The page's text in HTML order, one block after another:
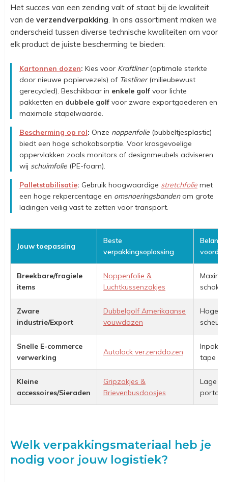
Het succes van een zending valt of staat bij de kwaliteit
van de verzendverpakking. In ons assortiment maken we
onderscheid tussen diverse technische kwaliteiten om voor
elk product de juiste bescherming te bieden:
Kartonnen dozen: Kies voor Kraftliner(optimale sterkte
door nieuwe papiervezels) of Testliner(milieubewust
gerecycled). Beschikbaar in enkele golf voor lichte
pakketten en dubbele golf voor zware exportgoederen en
maximale stapelwaarde.
Bescherming op rol: Onze noppenfolie (bubbeltjesplastic)
biedt een hoge schokabsorptie. Voor krasgevoelige
oppervlakken zoals monitors of designmeubels adviseren
wij schuimfolie (PE-foam).
Palletstabilisatie: Gebruik hoogwaardige stretchfolie met
een hoge rekpercentage en omsnoeringsbandenom grote
ladingen veilig vast te zetten voor transport.
Jouw toepassing
Beste
verpakkingsoplossing
voordeel
Breekbare/fragiele
items
Noppenfolie &
Luchtkussenzakjes
Zware
industrie/Export
Dubbelgolf Amerikaanse
vouwdozen
Hoge
Snelle E-commerce
verwerking
Autolock verzenddozen
tape
Kleine
accessoires/Sieraden
Gripzakjes &
Brievenbusdoosjes
Lage
Welk verpakkingsmateriaal heb je
nodig voor jouw logistiek?